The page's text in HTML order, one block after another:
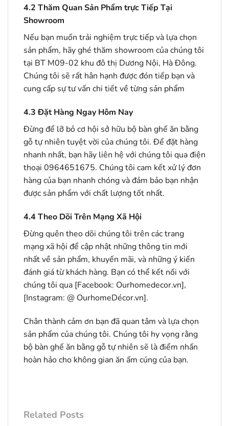
4.2 Thăm Quan Sản Phẩm trực Tiếp Tại
Showroom
Nếu bạn muốn trải nghiệm trực tiếp và lựa chọn
sản phẩm, hãy ghé thăm showroom của chúng tôi
tại BT M09-02 khu đô thị Dương Nội, Hà Đông.
Chúng tôi sẽ rất hân hạnh được đón tiếp bạn và
cung cấp sự tư vấn chi tiết về từng sản phẩm
4.3Đặt Hàng Ngay Hôm Nay
Đừng để lỡ bỏ cơ hội sở hữu bộ bàn ghế ăn bằng
gỗ tự nhiên tuyệt vời của chúng tôi. Để đặt hàng
nhanh nhất, bạn hãy liên hệ với chúng tôi qua điện
thoại 0964651675. Chúng tôi cam kết xử lý đơn
hàng của bạn nhanh chóng và đảm bảo bạn nhận
được sản phẩm với chất lượng tốt nhất.
4.4Theo Dõi Trên Mạng Xã Hội
Đừng quên theo dõi chúng tôi trên các trang
mạng xã hội để cập nhật những thông tin mới
nhất về sản phẩm, khuyến mãi, và những ý kiến
đánh giá từ khách hàng. Bạn có thể kết nối với
chúng tôi qua [Facebook: Ourhomedecor.vn],
[Instagram: @ OurhomeDécor.vn].
Chân thành cảm ơn bạn đã quan tâm và lựa chọn
sản phẩm của chúng tôi. Chúng tôi hy vọng rằng
bộ bàn ghế ăn bằng gỗ tự nhiên sẽ là điểm nhấn
hoàn hảo cho không gian ăn ấm cúng của bạn.
Related Posts